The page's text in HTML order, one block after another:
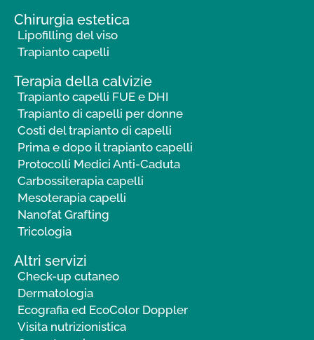
Chirurgia estetica
Lipofilling del viso
Trapianto capelli
Terapia della calvizie
Trapianto capelli FUE e DHI
Trapianto di capelli per donne
Costi del trapianto di capelli
Prima e dopo il trapianto capelli
Protocolli Medici Anti-Caduta
Carbossiterapia capelli
Mesoterapia capelli
Nanofat Grafting
Tricologia
Altri servizi
Check-up cutaneo
Dermatologia
Ecografia ed EcoColor Doppler
Visita nutrizionistica